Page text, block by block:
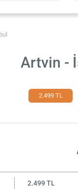
Artvin -
2.499 TL
2.499 TL